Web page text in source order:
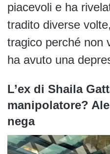
piacevoli e ha
tradito diverse
tragico perché non
ha avuto una
L’ex di Shaila
manipolatore?
nega